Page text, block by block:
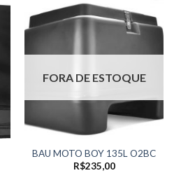
FORA DE ESTOQUE
BAU MOTO BOY 135L O2BC
R$235,00